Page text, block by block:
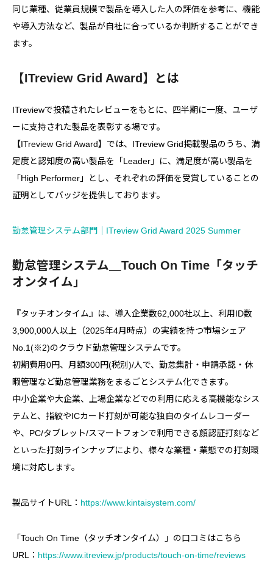
同じ業種、従業員規模で製品を導入した人の評価を参考に、機能
や導入方法など、製品が自社に合っているか判断することができ
ます。
【ITreview Grid Award】とは
ITreviewで投稿されたレビューをもとに、四半期に一度、ユーザ
ーに支持された製品を表彰する場です。
【ITreview Grid Award】では、ITreview Grid掲載製品のうち、満
足度と認知度の高い製品を「Leader」に、満足度が高い製品を
「High Performer」とし、それぞれの評価を受賞していることの
証明としてバッジを提供しております。
勤怠管理システム部門｜ITreview Grid Award 2025 Summer
勤怠管理システム＿Touch On Time「タッチ
オンタイム」
『タッチオンタイム』は、導入企業数62,000社以上、利用ID数
3,900,000人以上（2025年4月時点）の実績を持つ市場シェア
No.1(※2)のクラウド勤怠管理システムです。
初期費用0円、月額300円(税別)/人で、勤怠集計・申請承認・休
暇管理など勤怠管理業務をまるごとシステム化できます。
中小企業や大企業、上場企業などでの利用に応える高機能なシス
テムと、指紋やICカード打刻が可能な独自のタイムレコーダー
や、PC/タブレット/スマートフォンで利用できる顔認証打刻など
といった打刻ラインナップにより、様々な業種・業態での打刻環
境に対応します。
製品サイトURL： https://www.kintaisystem.com/
「Touch On Time（タッチオンタイム）」の口コミはこちら
URL： https://www.itreview.jp/products/touch-on-time/reviews